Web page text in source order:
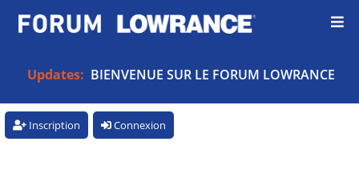
Updates: BIENVENUE SUR LE FORUM LOWRANCE
Inscription Connexion